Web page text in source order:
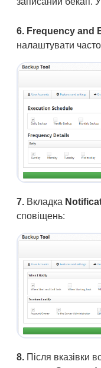
6. Frequency and
налаштувати
7. Вкладка
сповіщень:
8. Після вказівки